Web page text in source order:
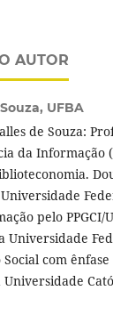
AUTOR
UFBA
de Souza:
da Informação
pelo PPGCI/
Universidade
com